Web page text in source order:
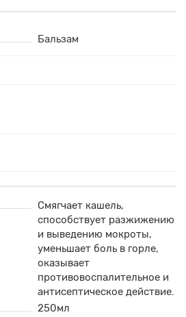
Бальзам
Смягчает кашель,
способствует разжижению
и выведению мокроты,
уменьшает боль в горле,
оказывает
противовоспалительное и
антисептическое действие.
250мл